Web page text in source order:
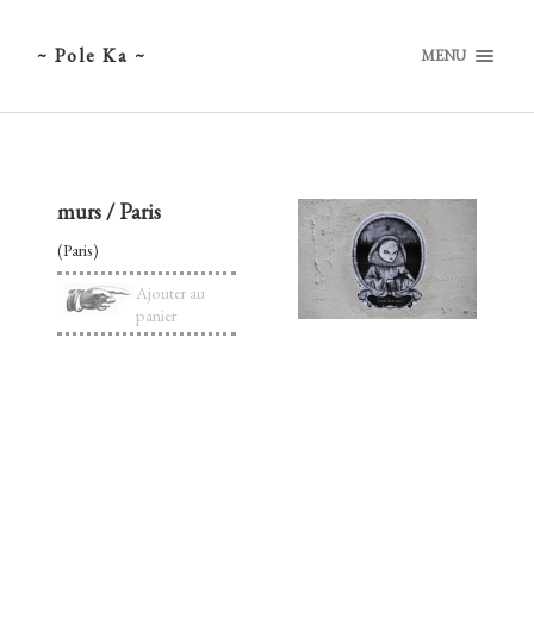
~ Pole Ka ~ MENU
murs / Paris
(Paris)
Ajouter au
panier